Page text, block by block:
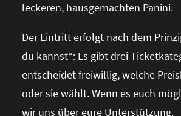
leckeren, hausgemachten Panini.
Der Eintritt erfolgt nach dem
du kannst“: Es gibt drei
entscheidet freiwillig, welche
oder sie wählt. Wenn es euch
wir uns über eure Unterstützung.